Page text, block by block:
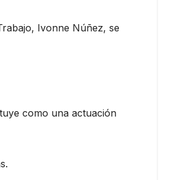
Ivonne Núñez, se
como una actuación